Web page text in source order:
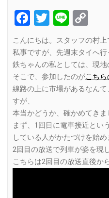
Facebook
Twitter
Line
こんにちは。スタッフの村上
私事ですが、先週末タイへ行
鉄ちゃんの私としては、現地
そこで、参加したのがこち
線路の上に市場があるなん
すが、
本当かどうか、確かめてきま
まず、1回目に電車接近とい
している人がかたづけを始め
2回目の放送で列車が姿を現
こちらは2回目の放送直後か